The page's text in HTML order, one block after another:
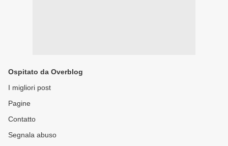
Ospitato da Overblog
I migliori post
Pagine
Contatto
Segnala abuso